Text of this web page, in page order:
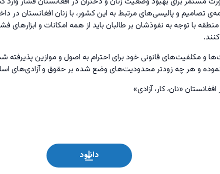
تصامیم و پالیسی‌های مرتبط به این کشور، با زنان افغانستان در
با توجه به نفوذشان بر طالبان باید از همه امکانات و ابزارهای
و مکلفیت‌های قانونی خود برای احترام به اصول و موازین
و هر چه زودتر محدودیت‌های وضع شده بر حقوق و آزادی‌های
«نان، کار، آزادی»
دانلود